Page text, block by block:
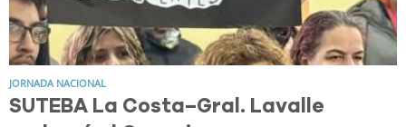
JORNADA NACIONAL
SUTEBA La Costa–Gral. Lavalle